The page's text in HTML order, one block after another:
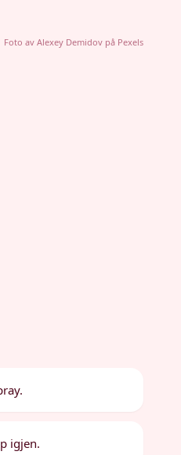
Foto av Alexey Demidovpå Pexels
igjen.